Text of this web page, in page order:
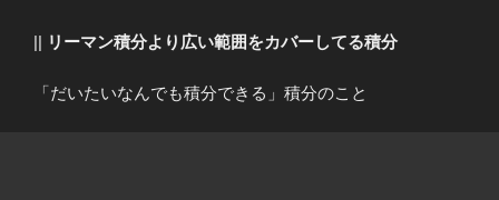
|| リーマン積分より広い範囲をカバーしてる積分
「だいたいなんでも積分できる」積分のこと